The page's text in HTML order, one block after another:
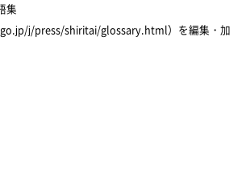
集
j/press/shiritai/glossary.html）を編集・加